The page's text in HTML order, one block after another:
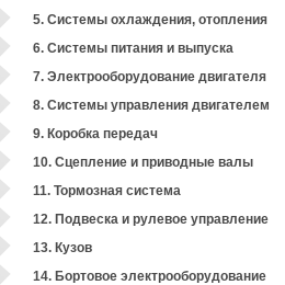
5. Системы охлаждения, отопления
6. Системы питания и выпуска
7. Электрооборудование двигателя
8. Системы управления двигателем
9. Коробка передач
10. Сцепление и приводные валы
11. Тормозная система
12. Подвеска и рулевое управление
13. Кузов
14. Бортовое электрооборудование